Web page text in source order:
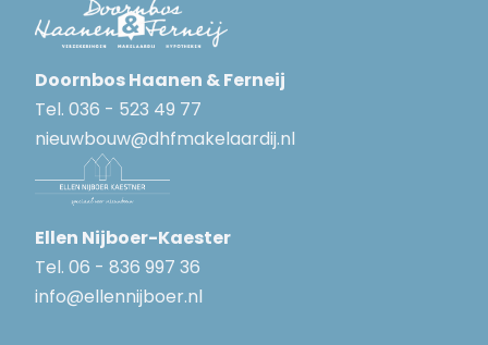
Doornbos Haanen & Ferneij
Tel. 036 - 523 49 77
nieuwbouw@dhfmakelaardij.nl
Ellen Nijboer-Kaester
Tel. 06 - 836 997 36
info@ellennijboer.nl